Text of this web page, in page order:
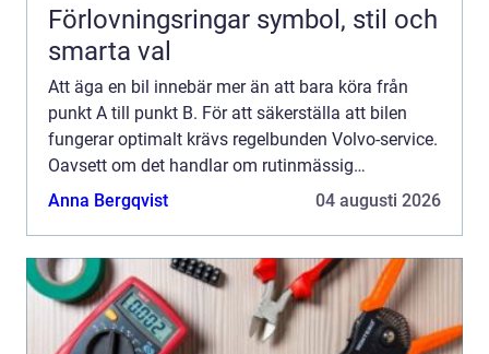
Förlovningsringar symbol, stil och
smarta val
Att äga en bil innebär mer än att bara köra från
punkt A till punkt B. För att säkerställa att bilen
fungerar optimalt krävs regelbunden Volvo-service.
Oavsett om det handlar om rutinmässig
underh&ar...
Anna Bergqvist 04 augusti 2026